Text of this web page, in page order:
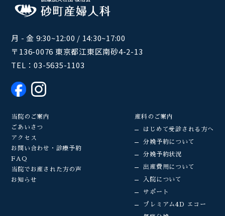
月 - 金 9:30~12:00 / 14:30~17:00
〒136-0076 東京都江東区南砂4-2-13
TEL：03-5635-1103
当院のご案内
ごあいさつ
アクセス
お問い合わせ・診療予約
FAQ
当院でお産された方の声
お知らせ
産科のご案内
はじめて受診される方へ
分娩予約について
分娩予約状況
出産費用について
入院について
サポート
プレミアム4D エコー